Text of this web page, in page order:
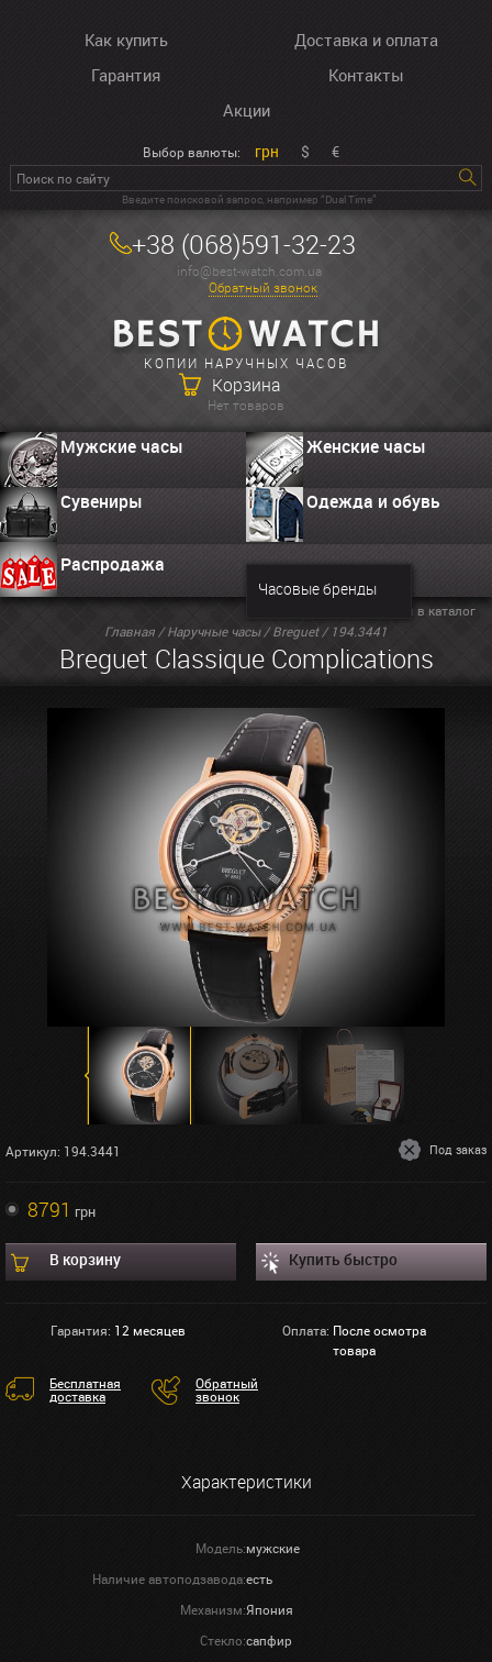
Как купить
Доставка и оплата
Гарантия
Контакты
Акции
Выбор валюты: грн $ €
Введите поисковой запрос, например “Dual Time”
+38 (068)591-32-23
info@best-watch.com.ua
Обратный звонок
КОПИИ НАРУЧНЫХ ЧАСОВ
Корзина
Нет товаров
Мужские часы Женские часы
Сувениры Одежда и обувь
Распродажа
Часовые бренды
Главная /Наручные часы/Breguet/ 194.3441
Breguet Classique Complications
Вернуться в каталог
Артикул: 194.3441 Под заказ
8791 грн
В корзину Купить быстро
Гарантия: 12 месяцев Оплата: После осмотра
товара
Бесплатная
доставка
Обратный
звонок
Характеристики
Модель:мужские
Наличие автоподзавода:есть
Механизм:Япония
Стекло:сапфир